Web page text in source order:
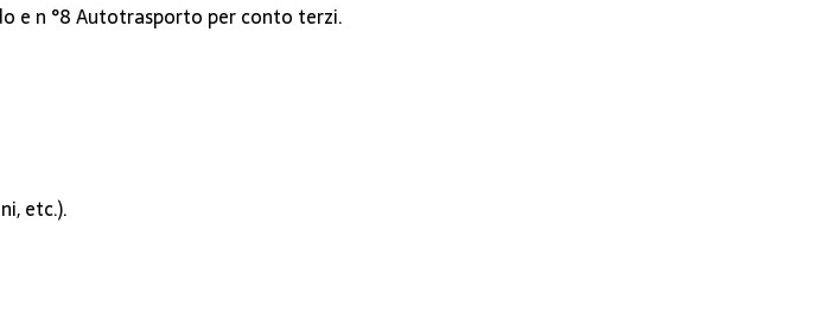
e n °8 Autotrasporto per conto terzi.
etc.).